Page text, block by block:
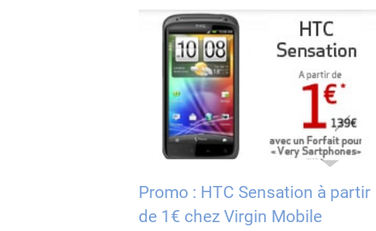
Promo : HTC Sensation à partir
de 1€ chez Virgin Mobile